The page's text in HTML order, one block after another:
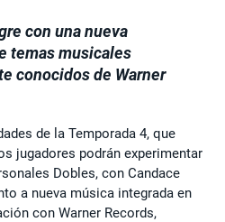
con una nueva
temas musicales
conocidos de Warner
de la Temporada 4, que
jugadores podrán experimentar
Dobles, con Candace
a nueva música integrada en
con Warner Records,